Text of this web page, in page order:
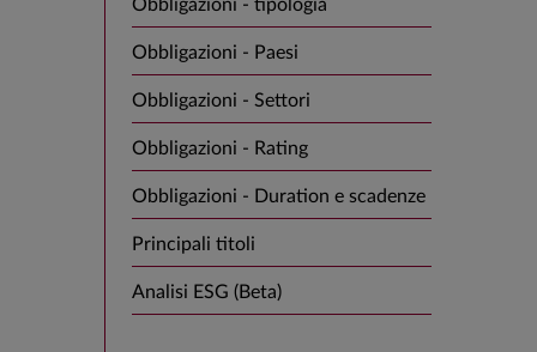
Obbligazioni - tipologia
Obbligazioni - Paesi
Obbligazioni - Settori
Obbligazioni - Rating
Obbligazioni - Duration e scadenze
Principali titoli
Analisi ESG (Beta)